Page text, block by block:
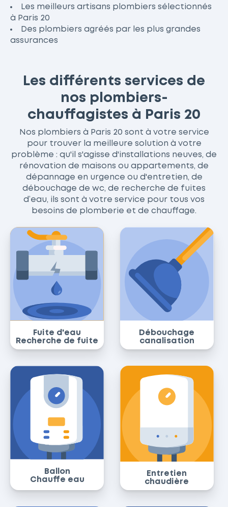
Les meilleurs artisans plombiers sélectionnés
à Paris 20
Des plombiers agréés par les plus grandes
assurances
Les différents services de
nos plombiers-
chauffagistes à Paris 20
Nos plombiers à Paris 20 sont à votre service
pour trouver la meilleure solution à votre
problème : qu'il s'agisse d'installations neuves, de
rénovation de maisons ou appartements, de
dépannage en urgence ou d'entretien, de
débouchage de wc, de recherche de fuites
d’eau, ils sont à votre service pour tous vos
besoins de plomberie et de chauffage.
Fuite d'eau
Recherche de fuite
Débouchage
canalisation
Ballon
Chauffe eau
Entretien
chaudière